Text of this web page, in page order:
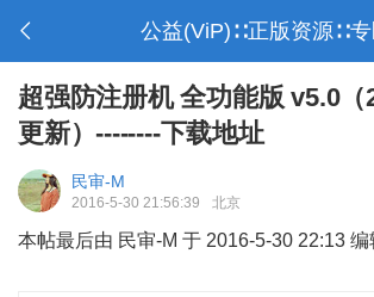
公益(ViP)∷正版资源∷专
超强防注册机 全功能版 v5.0（
更新）--------下载地址
民审-M
2016-5-30 21:56:39 北京
本帖最后由 民审-M 于 2016-5-30 22:13 编